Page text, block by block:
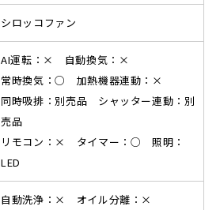
シロッコファン
AI運転：× 自動換気：×
常時換気：○ 加熱機器連動：×
同時吸排：別売品 シャッター連動：別
売品
リモコン：× タイマー：○ 照明：
LED
自動洗浄：× オイル分離：×